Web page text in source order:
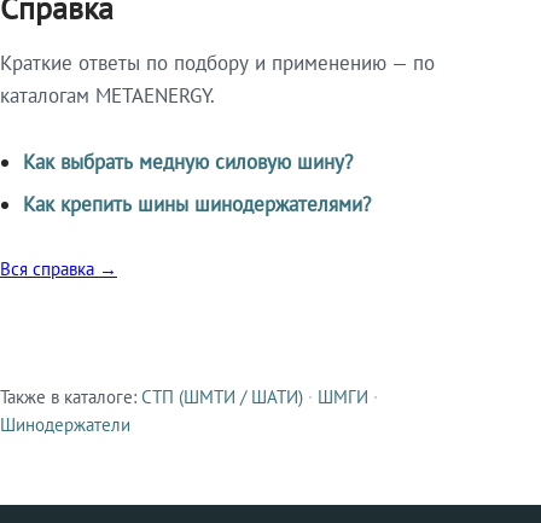
Краткие ответы по подбору и применению — по
каталогам METAENERGY.
Как выбрать медную силовую шину?
Как крепить шины шинодержателями?
Вся справка →
Смежные продукты
Также в каталоге: СТП (ШМТИ / ШАТИ) · ШМГИ ·
Шинодержатели